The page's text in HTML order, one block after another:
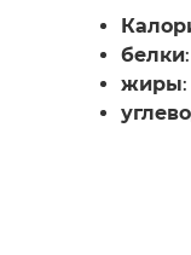
белки
жиры: